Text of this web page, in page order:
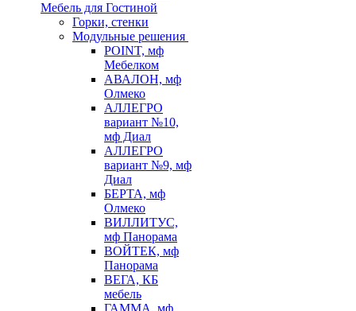
Мебель для Гостиной
Горки, стенки
Модульные решения
POINT, мф
Мебелком
АВАЛОН, мф
Олмеко
АЛЛЕГРО
вариант №10,
мф Диал
АЛЛЕГРО
вариант №9, мф
Диал
БЕРТА, мф
Олмеко
ВИЛЛИТУС,
мф Панорама
ВОЙТЕК, мф
Панорама
ВЕГА, КБ
мебель
ГАММА, мф